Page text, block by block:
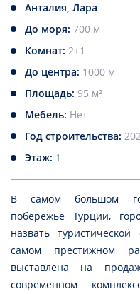
Анталия, Лара
До моря: 700 м
Комнат: 2+1
До центра: 1000 м
Площадь: 95 м²
Мебель: Нет
Год строительства:
Этаж: 1
В самом большом
побережье Турции,
назвать
самом престижном
выставлена на
современном